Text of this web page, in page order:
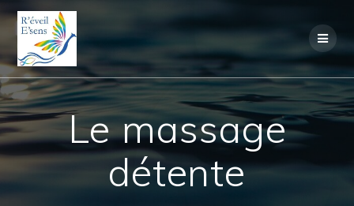
Le massage
détente